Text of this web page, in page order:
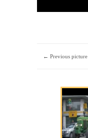
← Previous picture